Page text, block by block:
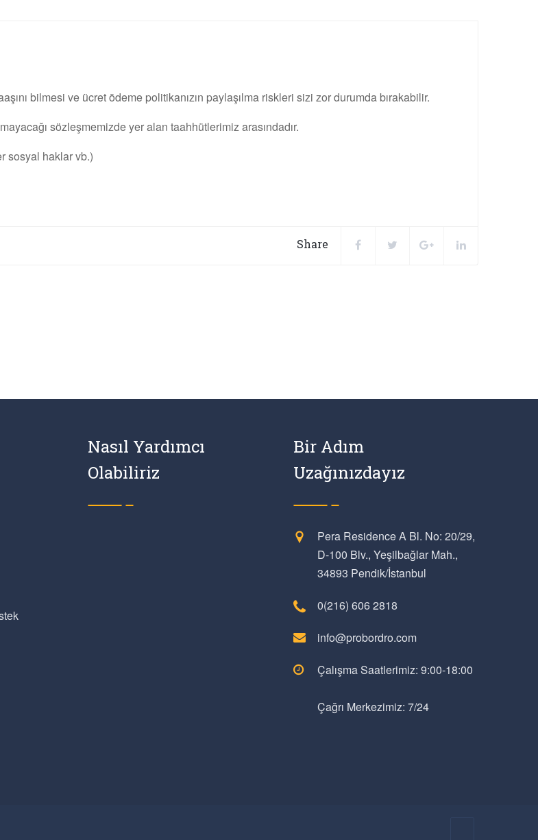
bilmesi ve ücret ödeme politikanızın paylaşılma riskleri sizi zor durumda bırakabilir.
sözleşmemizde yer alan taahhütlerimiz arasındadır.
sosyal haklar vb.)
Share
Nasıl Yardımcı
Olabiliriz
Bir Adım
Uzağınızdayız
Pera Residence A Bl. No: 20/29,
D-100 Blv., Yeşilbağlar Mah.,
34893 Pendik/İstanbul
0(216) 606 2818
info@probordro.com
Çalışma Saatlerimiz: 9:00-18:00
Çağrı Merkezimiz: 7/24